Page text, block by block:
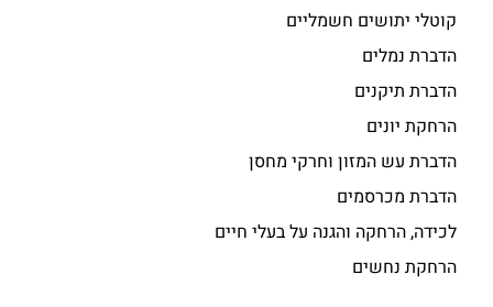
קוטלי יתושים חשמליים
הדברת נמלים
הדברת תיקנים
הרחקת יונים
הדברת עש המזון וחרקי מחסן
הדברת מכרסמים
לכידה, הרחקה והגנה על בעלי חיים
הרחקת נחשים